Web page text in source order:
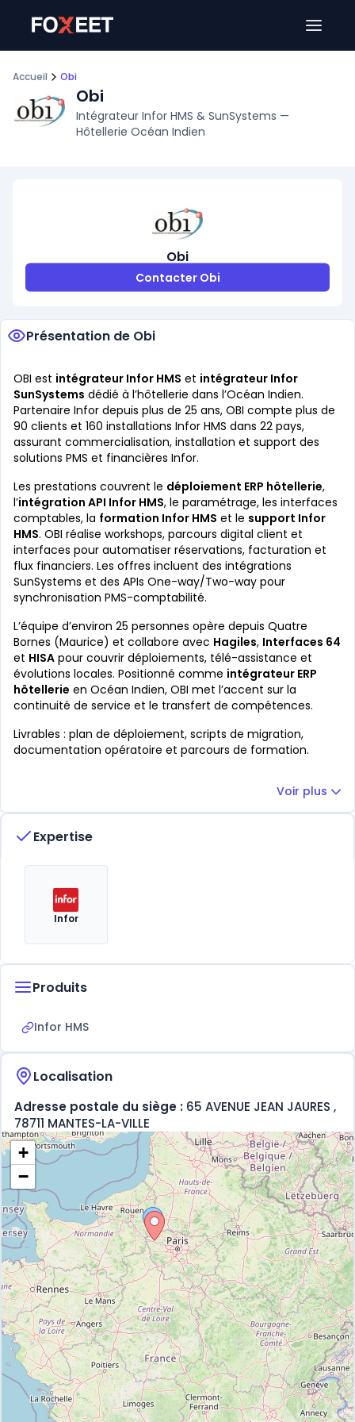
Accueil Obi
Obi
Intégrateur Infor HMS & SunSystems —
Hôtellerie Océan Indien
Obi
Contacter Obi
Présentation de Obi
OBI est intégrateur Infor HMS et intégrateur Infor
SunSystems dédié à l’hôtellerie dans l’Océan Indien.
Partenaire Infor depuis plus de 25 ans, OBI compte plus de
90 clients et 160 installations Infor HMS dans 22 pays,
assurant commercialisation, installation et support des
solutions PMS et financières Infor.
Les prestations couvrent le déploiement ERP hôtellerie,
l’intégration API Infor HMS, le paramétrage, les interfaces
comptables, la formation Infor HMS et le support Infor
HMS. OBI réalise workshops, parcours digital client et
interfaces pour automatiser réservations, facturation et
flux financiers. Les offres incluent des intégrations
SunSystems et des APIs One-way/Two-way pour
synchronisation PMS-comptabilité.
L’équipe d’environ 25 personnes opère depuis Quatre
Bornes (Maurice) et collabore avec Hagiles, Interfaces 64
et HISA pour couvrir déploiements, télé-assistance et
évolutions locales. Positionné comme intégrateur ERP
hôtellerie en Océan Indien, OBI met l’accent sur la
continuité de service et le transfert de compétences.
Livrables : plan de déploiement, scripts de migration,
documentation opératoire et parcours de formation.
Voir plus
Expertise
Infor
Produits
Infor HMS
Localisation
Adresse postale du siège : 65 AVENUE JEAN JAURES ,
78711 MANTES-LA-VILLE
+
−